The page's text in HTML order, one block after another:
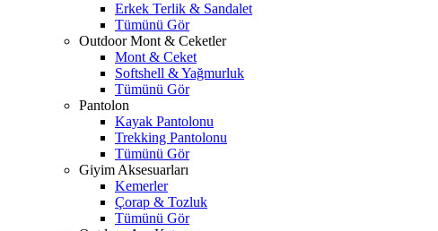
Erkek Terlik & Sandalet
Tümünü Gör
Outdoor Mont & Ceketler
Mont & Ceket
Softshell & Yağmurluk
Tümünü Gör
Pantolon
Kayak Pantolonu
Trekking Pantolonu
Tümünü Gör
Giyim Aksesuarları
Kemerler
Çorap & Tozluk
Tümünü Gör